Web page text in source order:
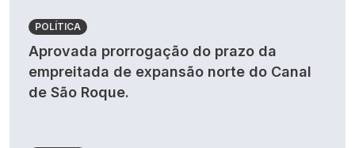
POLÍTICA
Aprovada prorrogação do prazo da
empreitada de expansão norte do Canal
de São Roque.